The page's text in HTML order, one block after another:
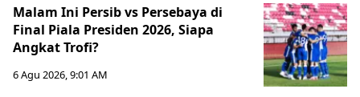
Malam Ini Persib vs Persebaya di
Final Piala Presiden 2026, Siapa
Angkat Trofi?
6 Agu 2026, 9:01 AM